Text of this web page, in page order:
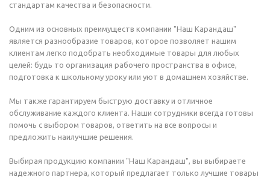
стандартам качества и безопасности.
Одним из основных преимуществ компании "Наш Карандаш"
является разнообразие товаров, которое позволяет нашим
клиентам легко подобрать необходимые товары для любых
целей: будь то организация рабочего пространства в офисе,
подготовка к школьному уроку или уют в домашнем хозяйстве.
Мы также гарантируем быструю доставку и отличное
обслуживание каждого клиента. Наши сотрудники всегда готовы
помочь с выбором товаров, ответить на все вопросы и
предложить наилучшие решения.
Выбирая продукцию компании "Наш Карандаш", вы выбираете
надежного партнера, который предлагает только лучшие товары